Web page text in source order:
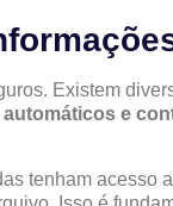
Existem
e
tenham acesso